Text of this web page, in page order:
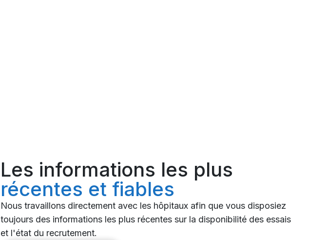
Les informations les plus
récentes et fiables
Nous travaillons directement avec les hôpitaux afin que vous disposiez
toujours des informations les plus récentes sur la disponibilité des essais
et l'état du recrutement.